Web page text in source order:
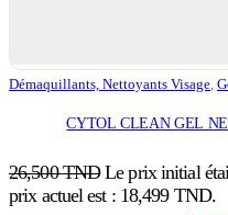
Démaquillants, Nettoyants Visage
CYTOL CLEAN GEL
26,500TND Le prix initial
prix actuel est : 18,499 TND.